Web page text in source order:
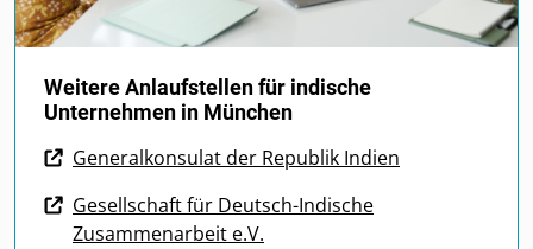
Weitere Anlaufstellen für indische
Unternehmen in München
Generalkonsulat der Republik Indien
Gesellschaft für Deutsch-Indische
Zusammenarbeit e.V.